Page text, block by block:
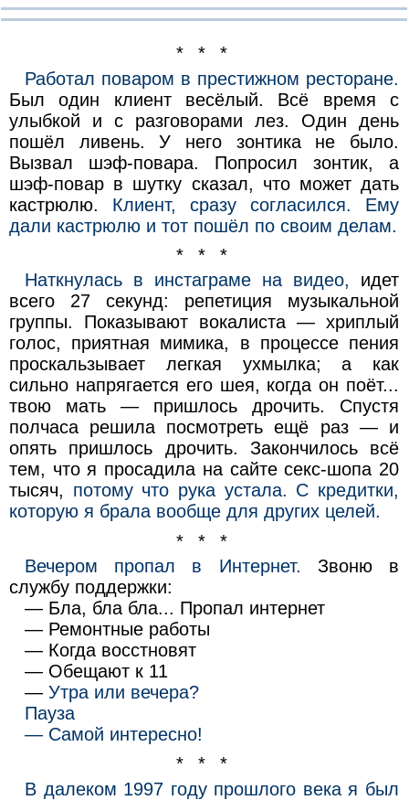
* * *
Работал поваром в престижном ресторане.
Был один клиент весёлый. Всё время с
улыбкой и с разговорами лез. Один день
пошёл ливень. У него зонтика не было.
Вызвал шэф-повара. Попросил зонтик, а
шэф-повар в шутку сказал, что может дать
кастрюлю. Клиент, сразу согласился. Ему
дали кастрюлю и тот пошёл по своим делам.
* * *
Наткнулась в инстаграме на видео, идет
всего 27 секунд: репетиция музыкальной
группы. Показывают вокалиста — хриплый
голос, приятная мимика, в процессе пения
проскальзывает легкая ухмылка; а как
сильно напрягается его шея, когда он поёт...
твою мать — пришлось дрочить. Спустя
полчаса решила посмотреть ещё раз — и
опять пришлось дрочить. Закончилось всё
тем, что я просадила на сайте ceкс-шопа 20
тысяч, потому что рука устала. С кредитки,
которую я брала вообще для других целей.
* * *
Вечером пропал в Интернет. Звоню в
службу поддержки:
— Бла, бла бла... Пропал интернет
— Ремонтные работы
— Когда восстновят
— Обещают к 11
—Утра или вечера?
Пауза
— Самой интересно!
* * *
В далеком 1997 году прошлого века я был